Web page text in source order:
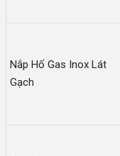
Nắp Hố Gas Inox Lát
Gạch